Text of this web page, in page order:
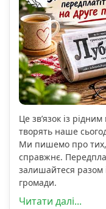
Це зв’язок із
творять наше
Ми пишемо про
справжнє.
залишайтеся разом
громади.
Читати далі...